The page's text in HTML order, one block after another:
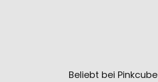
Beliebt bei Pinkcube